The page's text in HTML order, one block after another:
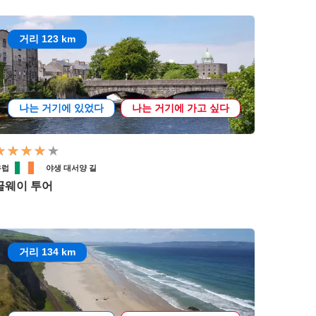
거리 123 km
나는 거기에 있었다 나는 거기에 가고 싶다
야생 대서양 길
웨이 투어
거리 134 km